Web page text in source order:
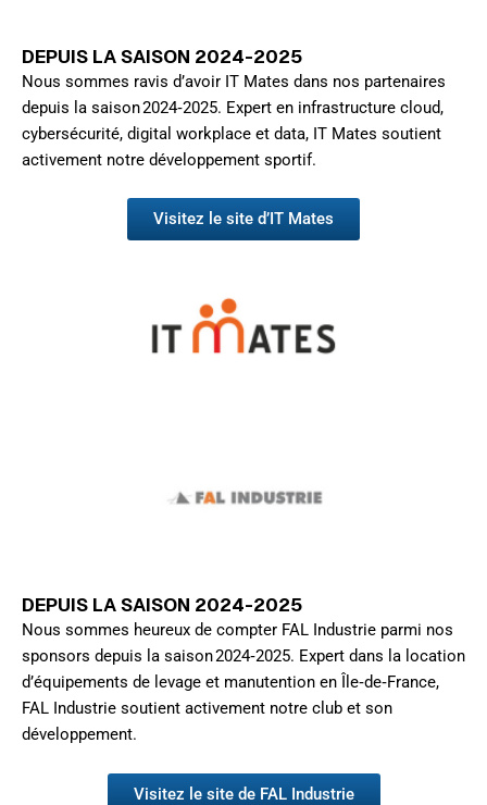
DEPUIS LA SAISON 2024-2025
Nous sommes ravis d’avoir IT Mates dans nos partenaires
depuis la saison 2024‑2025. Expert en infrastructure cloud,
cybersécurité, digital workplace et data, IT Mates soutient
activement notre développement sportif.
Visitez le site d’IT Mates
DEPUIS LA SAISON 2024-2025
Nous sommes heureux de compter FAL Industrie parmi nos
sponsors depuis la saison 2024‑2025. Expert dans la location
d’équipements de levage et manutention en Île‑de‑France,
FAL Industrie soutient activement notre club et son
développement.
Visitez le site de FAL Industrie